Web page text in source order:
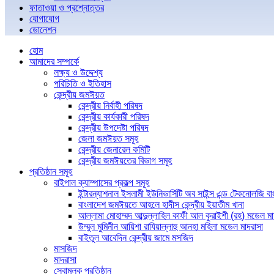
ফাতাওয়া ও প্রশ্নোত্তর
যোগাযোগ
ডোনেশন
হোম
আমাদের সম্পর্কে
লক্ষ্য ও উদ্দেশ্য
পরিচিতি ও ইতিহাস
কেন্দ্রীয় জমঈয়ত
কেন্দ্রীয় নির্বাহী পরিষদ
কেন্দ্রীয় কার্যকারী পরিষদ
কেন্দ্রীয় উপদেষ্টা পরিষদ
জেলা জমঈয়ত সমূহ
কেন্দ্রীয় জেনারেল কমিটি
কেন্দ্রীয় জমঈয়তের বিভাগ সমূহ
প্রতিষ্ঠান সমূহ
বাইপাল ক্যাম্পাসের প্রকল্প সমূহ
ইন্টারন্যাশনাল ইসলামী ইউনিভার্সিটি অব সাইন্স এন্ড টেকনোলজি
বাংলাদেশ জমঈয়তে আহলে হাদীস কেন্দ্রীয় ইয়াতীম খানা
আল্লামা মোহাম্মদ আব্দুল্লাহিল কাফী আল কুরাইশী (রহ) মডেল
উম্মুল মুমিনীন আয়িশা রাযিয়াল্লাহু আনহা মহিলা মডেল মাদরাসা
বাইতুল আবেদিন কেন্দ্রীয় জামে মসজিদ
মাসজিদ
মাদরাসা
সেবামূলক প্রতিষ্ঠান